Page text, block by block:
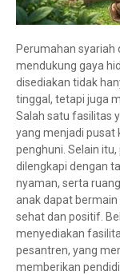
Perumahan
mendukung gaya
disediakan tidak
tinggal, tetapi juga
Salah satu fasilitas
yang menjadi pusat
penghuni. Selain
dilengkapi dengan
nyaman, serta
anak dapat
sehat dan positif.
menyediakan
pesantren, yang
memberikan